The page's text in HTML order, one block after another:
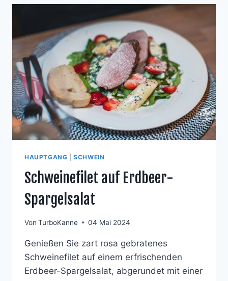
LAMMRÜCKEN
HAUPTGANG |SCHWEIN
Schweinefilet auf Erdbeer-
Spargelsalat
Von TurboKanne 04 Mai 2024
Genießen Sie zart rosa gebratenes
Schweinefilet auf einem erfrischenden
Erdbeer-Spargelsalat, abgerundet mit einer